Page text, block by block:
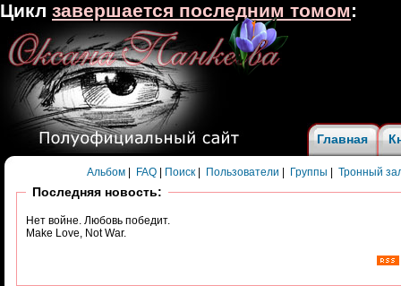
Главная
Альбом FAQ Поиск Пользователи Группы Тронный
Последняя новость:
Нет войне. Любовь победит.
Make Love, Not War.
Цикл завершается последним томом: